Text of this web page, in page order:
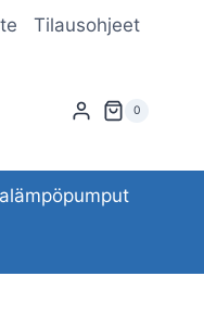
Tilausohjeet
0